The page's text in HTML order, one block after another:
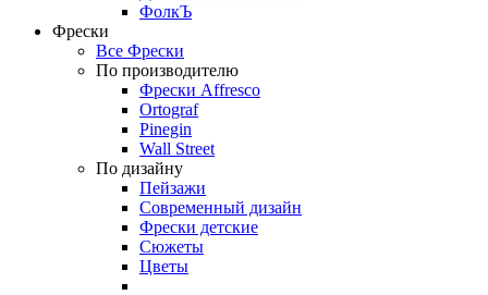
ФолкЪ
Фрески
Все Фрески
По производителю
Фрески Affresco
Ortograf
Pinegin
Wall Street
По дизайну
Пейзажи
Современный дизайн
Фрески детские
Сюжеты
Цветы